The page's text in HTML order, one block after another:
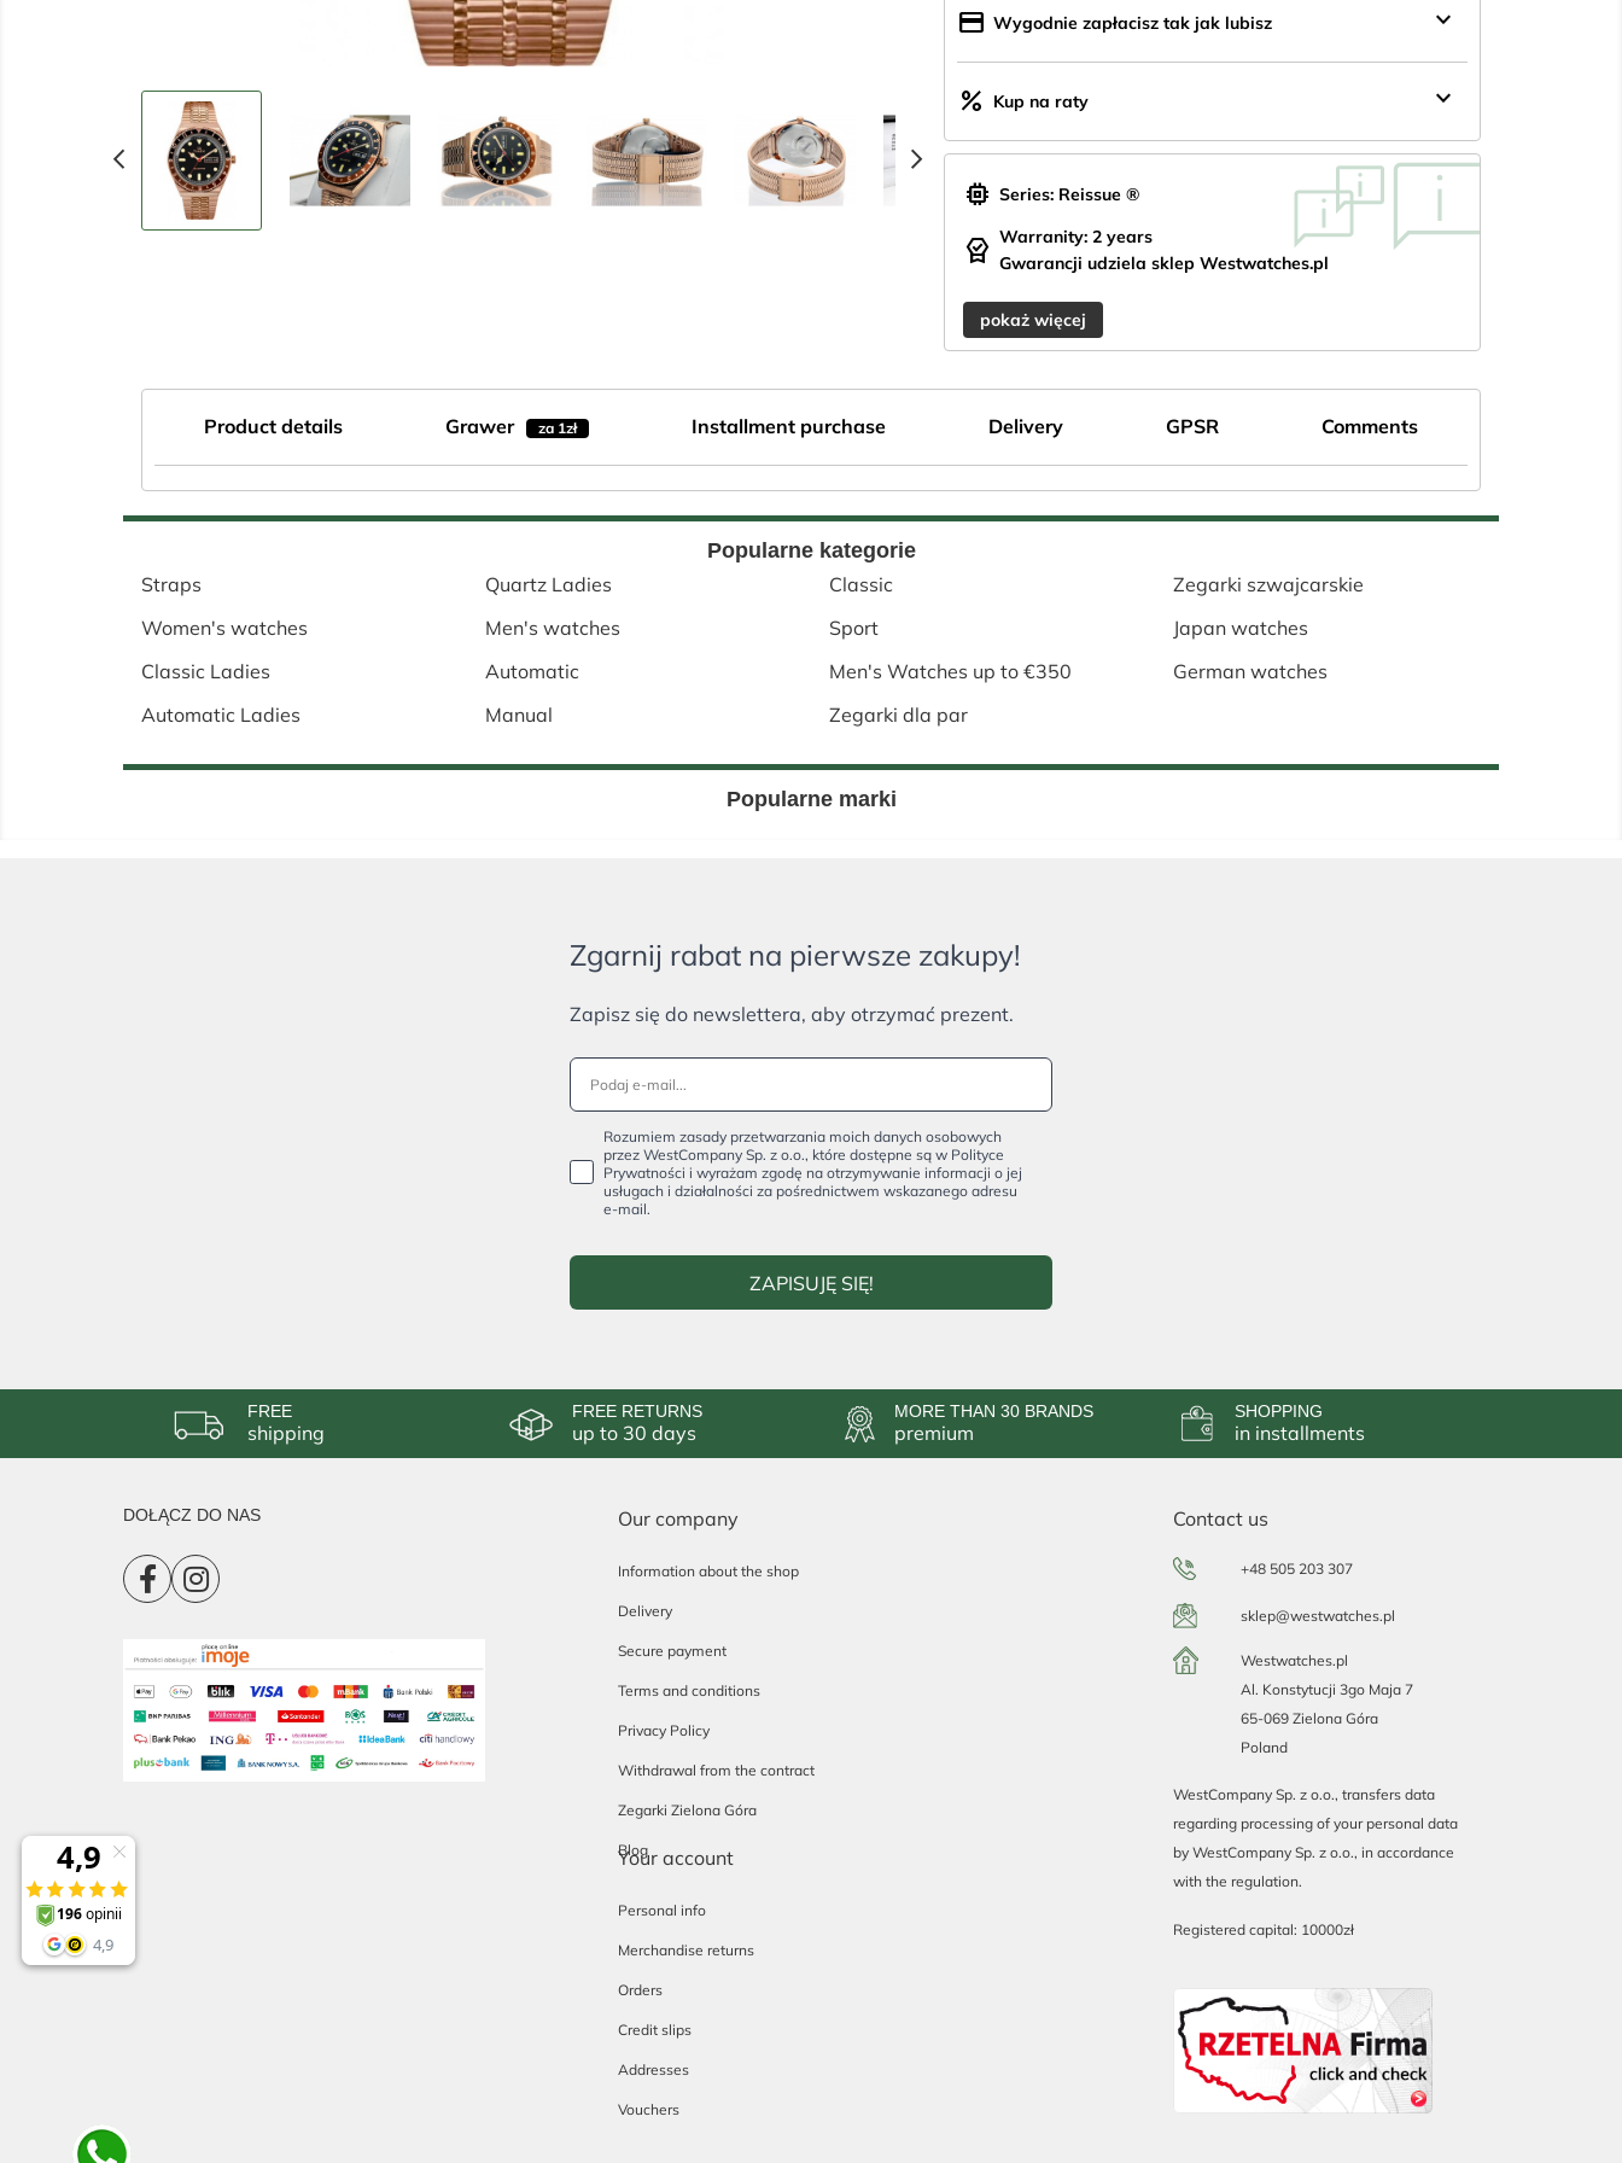
chevron_left chevron_right
credit_card Wygodnie zapłacisz tak jak lubisz keyboard_arrow_down
percent Kup na raty keyboard_arrow_down
memory Series: Reissue ®
editor_choice Warranity: 2 years
Gwarancji udziela sklep Westwatches.pl
pokaż więcej
Product details Grawer za 1zł Installment purchase Delivery GPSR Comments
Popularne kategorie
Straps
Women's watches
Classic Ladies
Automatic Ladies
Quartz Ladies
Men's watches
Automatic
Manual
Classic
Sport
Men's Watches up to €350
Zegarki dla par
Zegarki szwajcarskie
Japan watches
German watches
Popularne marki
Zgarnij rabat na pierwsze zakupy!
Zapisz się do newslettera, aby otrzymać prezent.
Rozumiem zasady przetwarzania moich danych osobowych
przez WestCompany Sp. z o.o., które dostępne są w Polityce
Prywatności i wyrażam zgodę na otrzymywanie informacji o jej
usługach i działalności za pośrednictwem wskazanego adresu
e-mail.
ZAPISUJĘ SIĘ!
FREE
shipping
FREE RETURNS
up to 30 days
MORE THAN 30 BRANDS
premium
SHOPPING
in installments
DOŁĄCZ DO NAS Our company
Information about the shop
Delivery
Secure payment
Terms and conditions
Privacy Policy
Withdrawal from the contract
Zegarki Zielona Góra
Blog
Contact us
+48 505 203 307
sklep@westwatches.pl
Westwatches.pl
Al. Konstytucji 3go Maja 7
65-069 Zielona Góra
Poland
WestCompany Sp. z o.o., transfers data
regarding processing of your personal data
by WestCompany Sp. z o.o., in accordance
with the regulation.
Registered capital: 10000zł
Your account
Personal info
Merchandise returns
Orders
Credit slips
Addresses
Vouchers